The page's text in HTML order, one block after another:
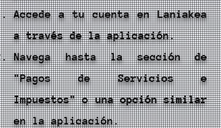
Accede a tu cuenta en Laniakea
a través de la aplicación.
Navega hasta la sección de
"Pagos de Servicios e
Impuestos" o una opción similar
en la aplicación.